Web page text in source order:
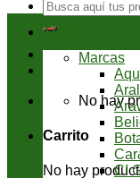
Buscar
por:
No hay
Carrito
No hay
Tienda
Marcas
CI